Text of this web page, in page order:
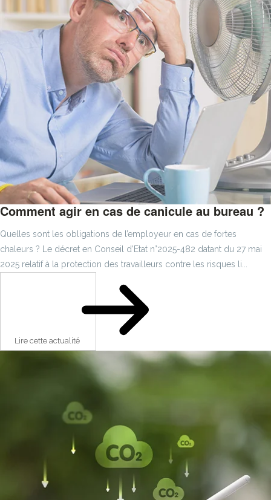
Comment agir en cas de canicule au bureau ?
Quelles sont les obligations de l’employeur en cas de fortes
chaleurs ? Le décret en Conseil d’Etat n°2025-482 datant du 27 mai
2025 relatif à la protection des travailleurs contre les risques li...
Lire cette actualité